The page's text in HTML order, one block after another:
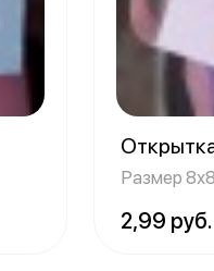
Размер
2,99 руб.